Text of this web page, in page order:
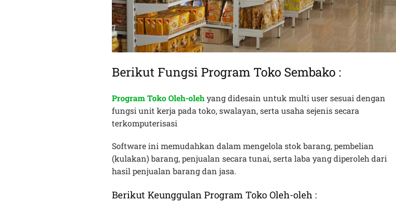
Berikut Fungsi Program Toko Sembako :
Program Toko Oleh-olehyang didesain untuk multi user sesuai dengan
fungsi unit kerja pada toko, swalayan, serta usaha sejenis secara
terkomputerisasi
Software ini memudahkan dalam mengelola stok barang, pembelian
(kulakan) barang, penjualan secara tunai, serta laba yang diperoleh dari
hasil penjualan barang dan jasa.
Berikut Keunggulan Program Toko Oleh-oleh :